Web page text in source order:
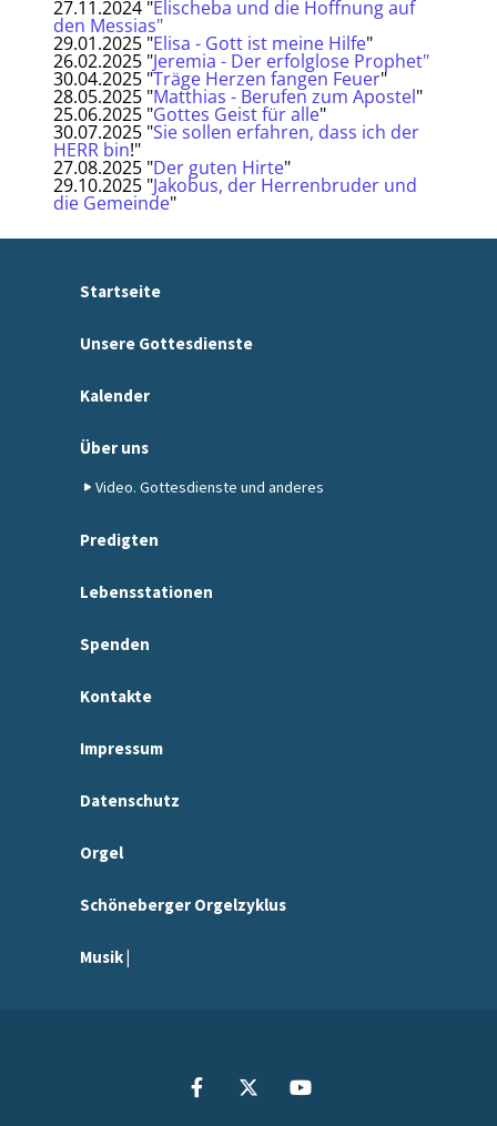
27.11.2024 "Elischeba und die Hoffnung auf
den Messias"
29.01.2025 "Elisa - Gott ist meine Hilfe"
26.02.2025 "Jeremia - Der erfolglose Prophet"
30.04.2025 "Träge Herzen fangen Feuer"
28.05.2025 "Matthias - Berufen zum Apostel"
25.06.2025 "Gottes Geist für alle"
30.07.2025 "Sie sollen erfahren, dass ich der
HERR bin!"
27.08.2025 "Der guten Hirte"
29.10.2025 "Jakobus, der Herrenbruder und
die Gemeinde"
Startseite
Unsere Gottesdienste
Kalender
Über uns
Video. Gottesdienste und anderes
Predigten
Lebensstationen
Spenden
Kontakte
Impressum
Datenschutz
Orgel
Schöneberger Orgelzyklus
Musik |